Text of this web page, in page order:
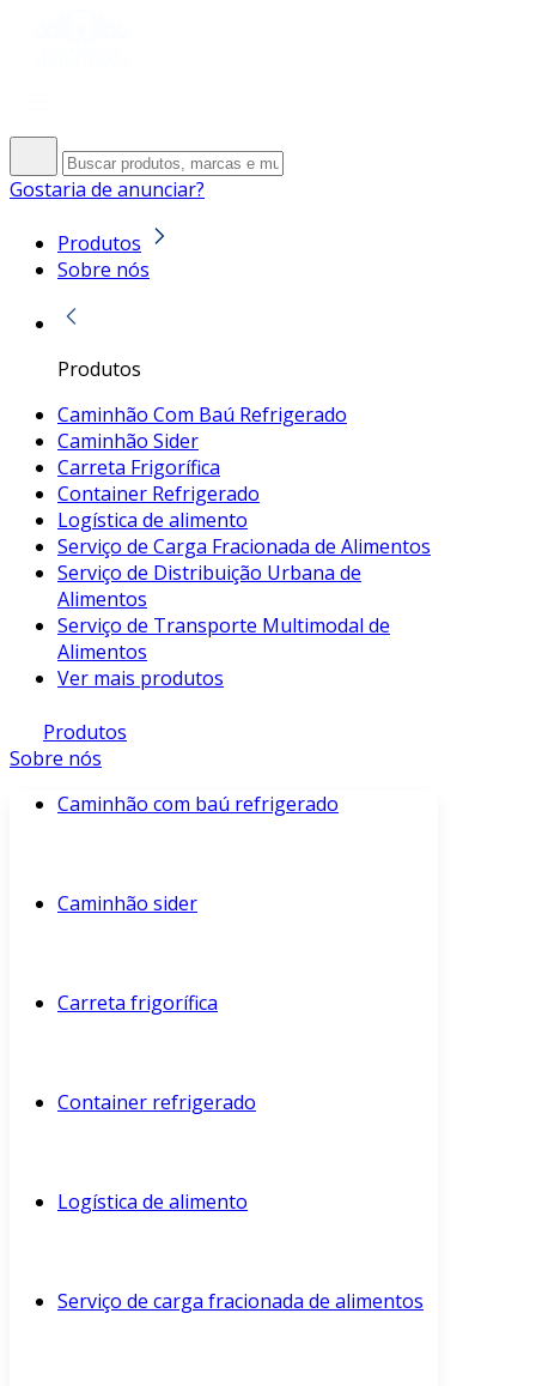
Gostaria de anunciar?
Produtos
Sobre nós
Produtos
Caminhão Com Baú Refrigerado
Caminhão Sider
Carreta Frigorífica
Container Refrigerado
Logística de alimento
Serviço de Carga Fracionada de Alimentos
Serviço de Distribuição Urbana de
Alimentos
Serviço de Transporte Multimodal de
Alimentos
Ver mais produtos
Produtos
Sobre nós
Caminhão com baú refrigerado
Caminhão sider
Carreta frigorífica
Container refrigerado
Logística de alimento
Serviço de carga fracionada de alimentos